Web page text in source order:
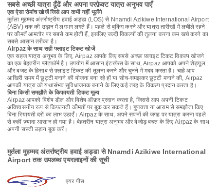
सबसे अच्छी यात्रा ढूँढें और अपना परफ़ेक्ट यात्रा अनुभव पाएँ
एक ऐसा रोमांच खोजें जिसे आप कभी नहीं भूलेंगे
मुर्तला मुहम्मद अंतर्राष्ट्रीय हवाई अड्डा (LOS) से Nnamdi Azikiwe International Airport
(ABV) तक की उड़ान में लगभग लगते हैं। पहले से बुकिंग करने और यात्रा तारीखों में लचीले रहने
पर कीमतें आमतौर पर सबसे कम होती हैं, इसलिए जल्दी विकल्पों की तुलना करना कम खर्च करने का
सबसे आसान तरीका है।
Airpaz के साथ सही फ्लाइट टिकट खोजें
एक सहज यात्रा अनुभव के लिए, Airpaz आपके लिए सबसे अच्छा फ़्लाइट टिकट विकल्प खोजने
का एक बेहतरीन प्लैटफ़ॉर्म है। उपयोग में आसान इंटरफ़ेस के साथ, Airpaz आपको अपने शेड्यूल
और बजट के हिसाब से फ़्लाइट टिकट की तुलना करने और चुनने में मदद करता है। चाहे आप
आखिरी समय में छुट्टी मनाने की योजना बना रहे हों या सोच-समझकर छुट्टी मनाने की, Airpaz
आपकी यात्रा को यथासंभव सुविधाजनक बनाने के लिए कई तरह के विकल्प प्रदान करता है।
बिना किसी समझौते के किफायती टिकट मूल्य
Airpaz आपको विशेष डील और विशेष ऑफ़र प्रदान करता है, जिससे आप अपनी टिकट
अविश्वसनीय रूप से किफ़ायती कीमतों पर बुक कर सकते हैं। गुणवत्ता या आराम से समझौता किए
बिना रियायती दरों का लाभ उठाएँ। Airpaz के साथ, अपने सपनों की जगह पर यात्रा करना पहले
से कहीं ज़्यादा आसान हो गया है। बेहतरीन यात्रा अनुभव और बेजोड़ बचत के लिए Airpaz के साथ
अपनी सस्ती उड़ान बुक करें।
मुर्तला मुहम्मद अंतर्राष्ट्रीय हवाई अड्डा से Nnamdi Azikiwe International
Airport तक उपलब्ध एयरलाइनों की सूची
एयर पीस